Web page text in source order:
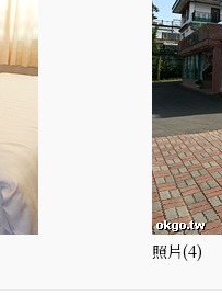
照片(4)